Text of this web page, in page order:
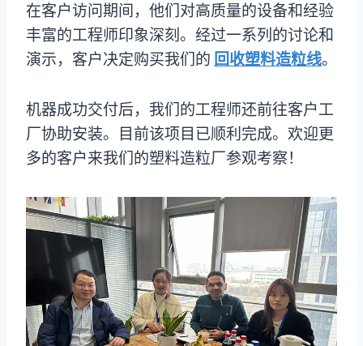
在客户访问期间，他们对高质量的设备和经验
丰富的工程师印象深刻。经过一系列的讨论和
演示，客户决定购买我们的 回收塑料造粒线。
机器成功交付后，我们的工程师还前往客户工
厂协助安装。目前该项目已顺利完成。欢迎更
多的客户来我们的塑料造粒厂参观考察！